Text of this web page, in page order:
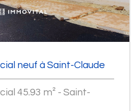
neuf à Saint-Claude
45.93 m² - Saint-